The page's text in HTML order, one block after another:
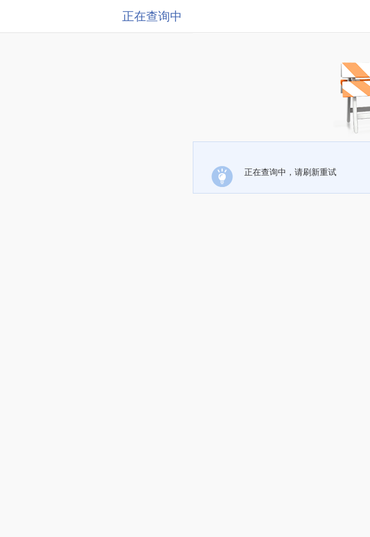
正在查询中
正在查询中，请刷新重试